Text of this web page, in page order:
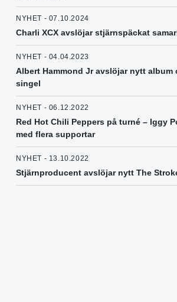
NYHET - 07.10.2024
Charli XCX avslöjar stjärnspäckat
NYHET - 04.04.2023
Albert Hammond Jr avslöjar nytt album
singel
NYHET - 06.12.2022
Red Hot Chili Peppers på turné – Iggy
med flera supportar
NYHET - 13.10.2022
Stjärnproducent avslöjar nytt The